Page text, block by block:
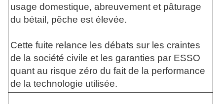
usage domestique, abreuvement et pâturage
du bétail, pêche est élevée.
Cette fuite relance les débats sur les craintes
de la société civile et les garanties par ESSO
quant au risque zéro du fait de la performance
de la technologie utilisée.